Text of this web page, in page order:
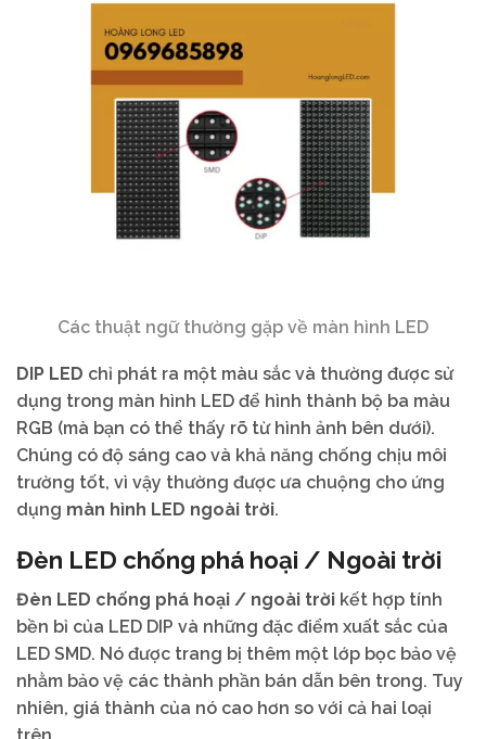
Các thuật ngữ thường gặp về màn hình LED
DIP LED chỉ phát ra một màu sắc và thường được sử
dụng trong màn hình LED để hình thành bộ ba màu
RGB (mà bạn có thể thấy rõ từ hình ảnh bên dưới).
Chúng có độ sáng cao và khả năng chống chịu môi
trường tốt, vì vậy thường được ưa chuộng cho ứng
dụng màn hình LED ngoài trời.
Đèn LED chống phá hoại / Ngoài trời
Đèn LED chống phá hoại / ngoài trời kết hợp tính
bền bỉ của LED DIP và những đặc điểm xuất sắc của
LED SMD. Nó được trang bị thêm một lớp bọc bảo vệ
nhằm bảo vệ các thành phần bán dẫn bên trong. Tuy
nhiên, giá thành của nó cao hơn so với cả hai loại